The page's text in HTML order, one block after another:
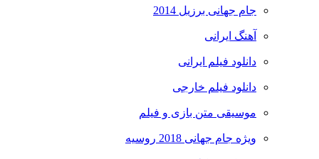
جام جهانی برزیل 2014
آهنگ ایرانی
دانلود فیلم ایرانی
دانلود فیلم خارجی
موسیقی متن بازی و فیلم
ویژه جام جهانی 2018 روسیه